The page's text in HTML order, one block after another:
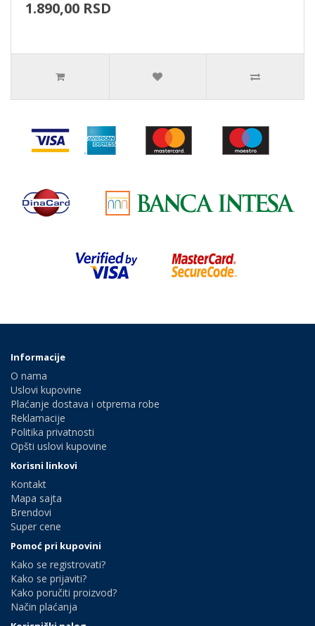
1.890,00 RSD
Informacije
O nama
Uslovi kupovine
Plaćanje dostava i otprema robe
Reklamacije
Politika privatnosti
Opšti uslovi kupovine
Korisni linkovi
Kontakt
Mapa sajta
Brendovi
Super cene
Pomoć pri kupovini
Kako se registrovati?
Kako se prijaviti?
Kako poručiti proizvod?
Način plaćanja